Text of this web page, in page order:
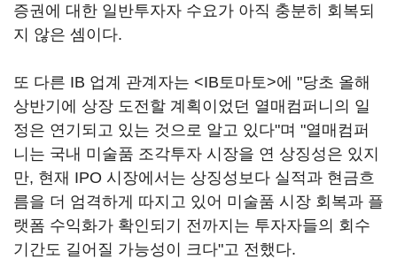
증권에 대한 일반투자자 수요가 아직 충분히 회복되
지 않은 셈이다.
또 다른 IB 업계 관계자는 <IB토마토>에 "당초 올해
상반기에 상장 도전할 계획이었던 열매컴퍼니의 일
정은 연기되고 있는 것으로 알고 있다"며 "열매컴퍼
니는 국내 미술품 조각투자 시장을 연 상징성은 있지
만, 현재 IPO 시장에서는 상징성보다 실적과 현금흐
름을 더 엄격하게 따지고 있어 미술품 시장 회복과 플
랫폼 수익화가 확인되기 전까지는 투자자들의 회수
기간도 길어질 가능성이 크다"고 전했다.